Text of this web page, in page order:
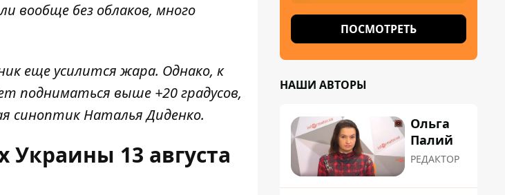
вообще без облаков, много
еще усилится жара. Однако, к
подниматься выше +20 градусов,
синоптик Наталья Диденко.
Украины 13 августа
ПОСМОТРЕТЬ
НАШИ АВТОРЫ
Ольга
Палий
РЕДАКТОР